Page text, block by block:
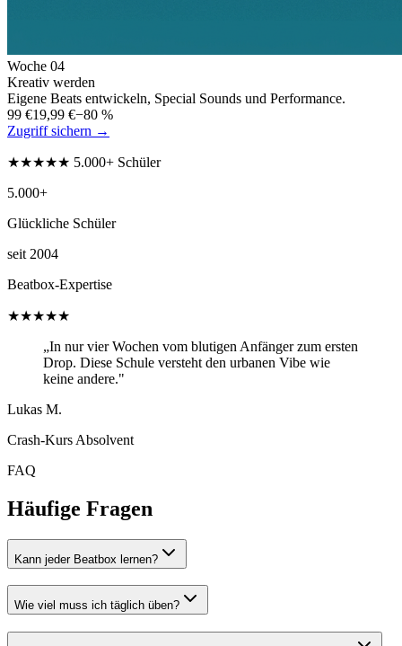
Woche 04
Kreativ werden
Eigene Beats entwickeln, Special Sounds und Performance.
99 €19,99 €−80 %
Zugriff sichern →
★★★★★ 5.000+ Schüler
5.000+
Glückliche Schüler
seit 2004
Beatbox-Expertise
★★★★★
„In nur vier Wochen vom blutigen Anfänger zum ersten
Drop. Diese Schule versteht den urbanen Vibe wie
keine andere."
Lukas M.
Crash-Kurs Absolvent
FAQ
Häufige Fragen
Kann jeder Beatbox lernen?
Wie viel muss ich täglich üben?